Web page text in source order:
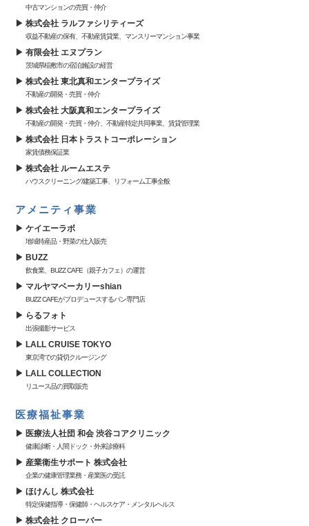
中古マンションの売買・仲介
株式会社 ラルファシリティーズ
収益不動産の保有、不動産賃貸業、マンスリーマンション事業
有限会社 エヌプラン
茨城県稲敷市の宿泊施設の経営
株式会社 東北真和エンタープライズ
不動産の開発・売買・仲介
株式会社 大阪真和エンタープライズ
不動産の開発・売買・仲介、不動産特定共同事業、賃貸管理業
株式会社 日本トラストコーポレーション
家賃債務保証業
株式会社 ルームエステ
ハウスクリーニング/建築工事、リフォーム工事全般
アメニティ事業
ケイエーラボ
地域特産品・野菜の仕入販売
BUZZ
飲食業、BUZZ CAFE（親子カフェ）の運営
マルヤマベーカリーshian
BUZZ CAFEがプロデュースするパン専門店
らるフォト
出張撮影サービス
LALL CRUISE TOKYO
東京湾での貸切クルージング
LALL COLLECTION
リユース品の買取販売
医療福祉事業
医療法人社団 和会 渋谷コアクリニック
健康診断・人間ドック・外来診療科
産業衛生サポート 株式会社
企業の健康管理業務・産業医の受託
ほけんし 株式会社
特定保健指導・保健師・ヘルスケア・メンタルヘルス
株式会社 クローバー